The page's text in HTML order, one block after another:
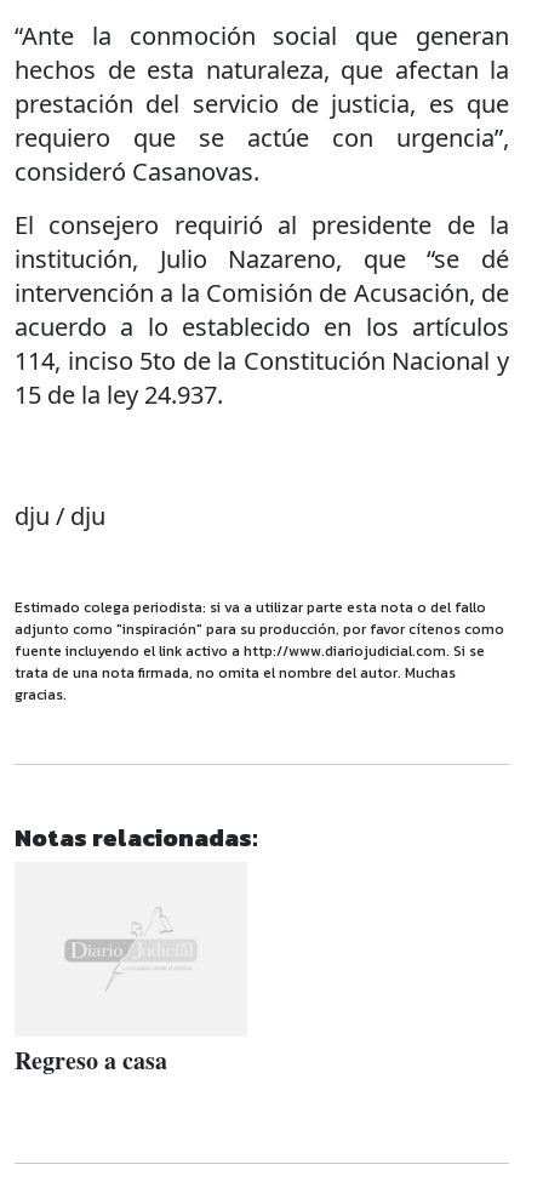
“Ante la conmoción social que generan
hechos de esta naturaleza, que afectan la
prestación del servicio de justicia, es que
requiero que se actúe con urgencia”,
consideró Casanovas.
El consejero requirió al presidente de la
institución, Julio Nazareno, que “se dé
intervención a la Comisión de Acusación, de
acuerdo a lo establecido en los artículos
114, inciso 5to de la Constitución Nacional y
15 de la ley 24.937.
dju / dju
Estimado colega periodista: si va a utilizar parte esta nota o del fallo
adjunto como "inspiración" para su producción, por favor cítenos como
fuente incluyendo el link activo a http://www.diariojudicial.com. Si se
trata de una nota firmada, no omita el nombre del autor. Muchas
gracias.
Notas relacionadas:
Regreso a casa